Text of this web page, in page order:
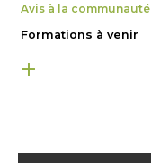
Avis à la communauté
Formations à venir